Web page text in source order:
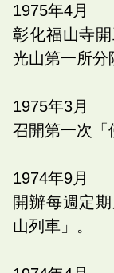
1975年4月
彰化福山寺
光山第一所分
1975年3月
召開第一次「
1974年9月
開辦每週定
山列車」。